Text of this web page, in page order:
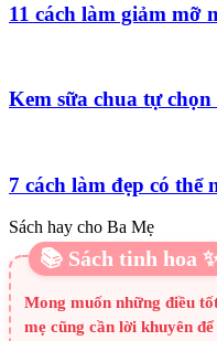
11 cách làm giảm mỡ
Kem sữa chua tự chọn
7 cách làm đẹp có thể
Sách hay cho Ba Mẹ
📚 Sách tinh hoa
Mong muốn những điều
mẹ cũng cần lời khuyên